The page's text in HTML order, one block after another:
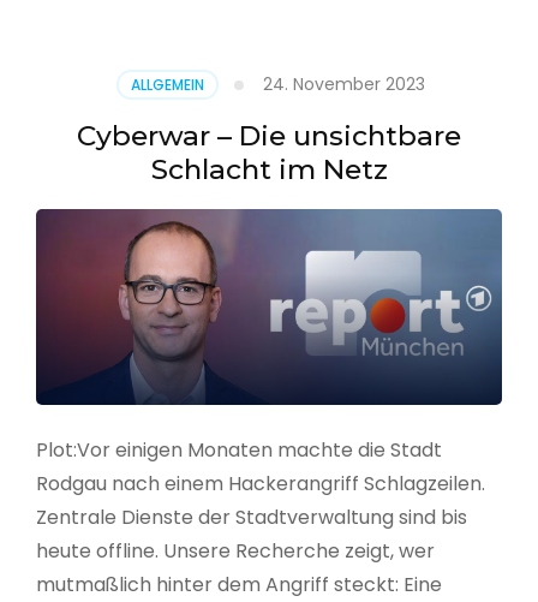
ALLGEMEIN 24. November 2023
Cyberwar – Die unsichtbare
Schlacht im Netz
Plot:Vor einigen Monaten machte die Stadt
Rodgau nach einem Hackerangriff Schlagzeilen.
Zentrale Dienste der Stadtverwaltung sind bis
heute offline. Unsere Recherche zeigt, wer
mutmaßlich hinter dem Angriff steckt: Eine